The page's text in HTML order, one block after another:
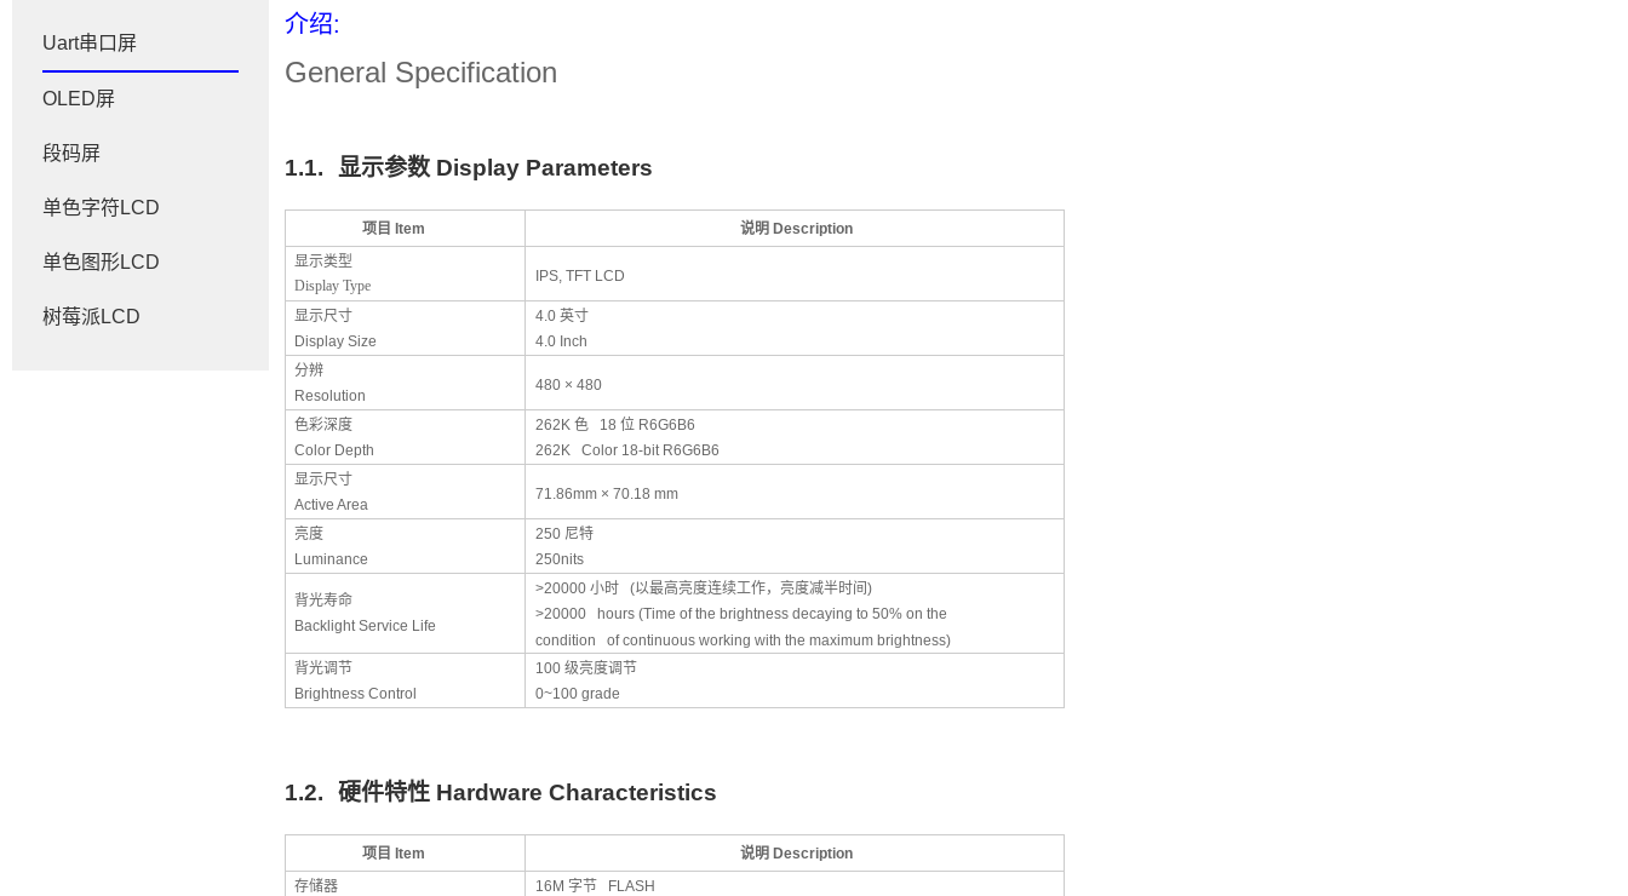
Uart串口屏
OLED屏
段码屏
单色字符LCD
单色图形LCD
树莓派LCD
介绍:
General Specification
1.1. 显示参数 Display Parameters
项目 Item 说明 Description
显示类型
Display Type
IPS, TFT LCD
显示尺寸
Display Size
4.0英寸
4.0 Inch
分辨
Resolution
480 × 480
色彩深度
Color Depth
262K色 18位 R6G6B6
262K Color 18-bit R6G6B6
显示尺寸
Active Area
71.86mm × 70.18 mm
亮度
Luminance
250 尼特
250nits
背光寿命
Backlight Service Life
>20000小时(以最高亮度连续工作，亮度减半时间)
>20000 hours (Time of the brightness decaying to 50% on the
condition of continuous working with the maximum brightness)
背光调节
Brightness Control
100级亮度调节
0~100 grade
1.2. 硬件特性 Hardware Characteristics
项目 Item 说明 Description
存储器
16M字节
FLASH